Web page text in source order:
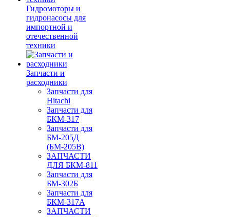
Гидромоторы и
гидронасосы для
импортной и
отечественной
техники
Запчасти и
расходники
Запчасти для
Hitachi
Запчасти для
БКМ-317
Запчасти для
БМ-205Д
(БМ-205В)
ЗАПЧАСТИ
ДЛЯ БКМ-811
Запчасти для
БМ-302Б
Запчасти для
БКМ-317А
ЗАПЧАСТИ